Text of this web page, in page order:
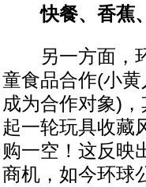
快餐、香蕉
另一方面，环
童食品合作(小
成为合作对象)
起一轮玩具收藏
购一空！这反映
商机，如今环球